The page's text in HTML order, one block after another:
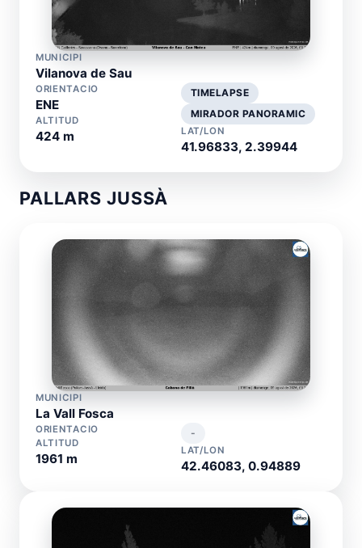
MUNICIPI
Vilanova de Sau
ORIENTACIO
ENE
ALTITUD
424 m
TIMELAPSE
MIRADOR PANORAMIC
LAT/LON
41.96833, 2.39944
PALLARS JUSSÀ
MUNICIPI
La Vall Fosca
ORIENTACIO
ALTITUD
1961 m
-
LAT/LON
42.46083, 0.94889